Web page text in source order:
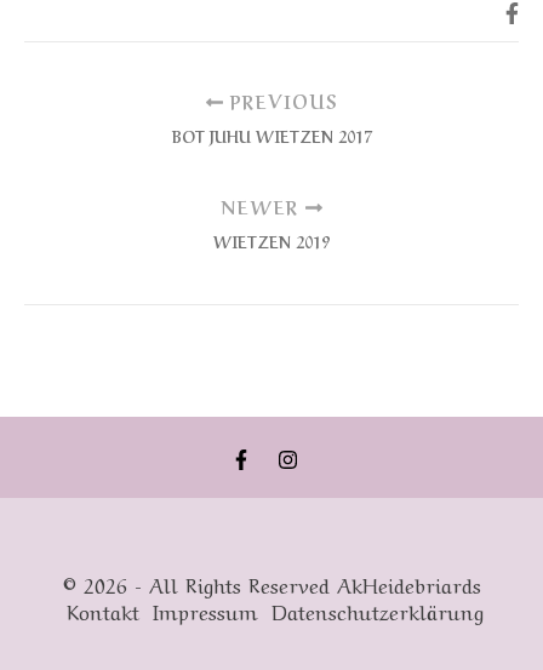
PREVIOUS
BOT JUHU WIETZEN 2017
NEWER
WIETZEN 2019
© 2026 - All Rights Reserved AkHeidebriards
Kontakt Impressum Datenschutzerklärung